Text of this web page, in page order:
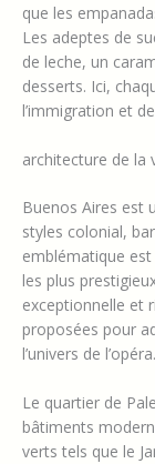
que les
Les adeptes de
de leche, un
desserts. Ici,
l’immigration et
architecture de la
Buenos Aires est
styles colonial,
emblématique est
les plus
exceptionnelle et
proposées pour
l’univers de l’opéra.
Le quartier de
bâtiments
verts tels que le